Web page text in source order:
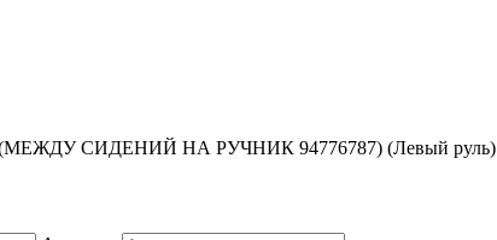
(МЕЖДУ СИДЕНИЙ НА РУЧНИК 94776787) (Левый руль)